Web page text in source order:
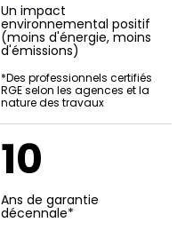
Un impact
environnemental positif
(moins d'énergie, moins
d'émissions)
*Des professionnels certifiés
RGE selon les agences et la
nature des travaux
10
Ans de garantie
décennale*